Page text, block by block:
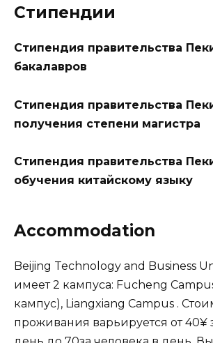
Стипендии
Стипендия правительства
бакалавров
Стипендия правительства
получения степени магистра
Стипендия правительства
обучения китайскому языку
Accommodation
Beijing Technology and Business
имеет 2 кампуса: Fucheng
кампус), Liangxiang Campus .
проживания варьируется от 40¥